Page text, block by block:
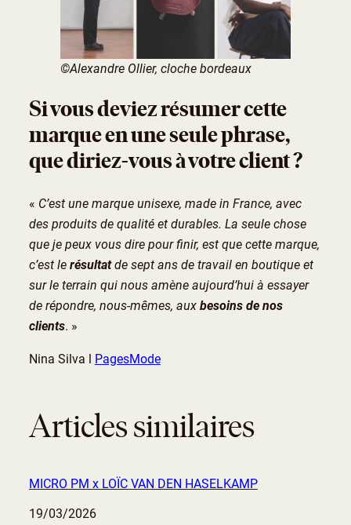
©Alexandre Ollier, cloche bordeaux
Si vous deviez résumer cette
marque en une seule phrase,
que diriez-vous à votre client ?
« C’est une marque unisexe, made in France, avec
des produits de qualité et durables. La seule chose
que je peux vous dire pour finir, est que cette marque,
c’est le résultatde sept ans de travail en boutique et
sur le terrain qui nous amène aujourd’hui à essayer
de répondre, nous-mêmes, aux besoins de nos
clients. »
Nina Silva l PagesMode
Articles similaires
MICRO PM x LOÏC VAN DEN HASELKAMP
Date
19/03/2026